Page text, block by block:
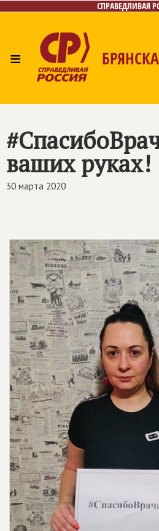
СПРАВЕДЛИВАЯ
≡
Контакты
ваших руках!
30 марта 2020